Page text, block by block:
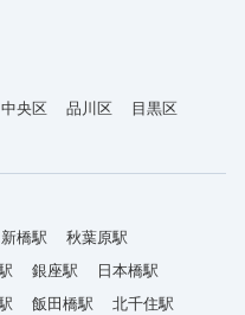
中央区 品川区
目黒区
新橋駅
秋葉原駅
銀座駅
日本橋駅
飯田橋駅
北千住駅